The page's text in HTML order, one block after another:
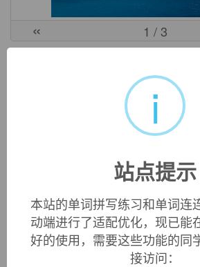
« 1 / 3
1787, noted as a dialect word in
双语例句
Dumbledore blinks sorrowfully all
i
站点提示
本站的单词拼写练习和单词连
动端进行了适配优化，现已能
好的使用，需要这些功能的同
接访问：